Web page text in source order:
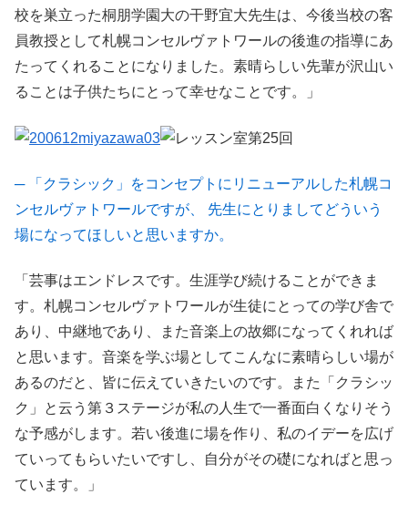
校を巣立った桐朋学園大の干野宜大先生は、今後当校の客
員教授として札幌コンセルヴァトワールの後進の指導にあ
たってくれることになりました。素晴らしい先輩が沢山い
ることは子供たちにとって幸せなことです。」
─ 「クラシック」をコンセプトにリニューアルした札幌コ
ンセルヴァトワールですが、 先生にとりましてどういう
場になってほしいと思いますか。
「芸事はエンドレスです。生涯学び続けることができま
す。札幌コンセルヴァトワールが生徒にとっての学び舎で
あり、中継地であり、また音楽上の故郷になってくれれば
と思います。音楽を学ぶ場としてこんなに素晴らしい場が
あるのだと、皆に伝えていきたいのです。また「クラシッ
ク」と云う第３ステージが私の人生で一番面白くなりそう
な予感がします。若い後進に場を作り、私のイデーを広げ
ていってもらいたいですし、自分がその礎になればと思っ
ています。」